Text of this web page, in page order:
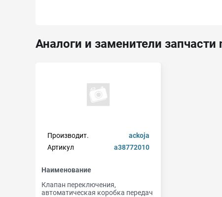
Аналоги и заменители
Производит.
ackoja
Артикул
a38772010
Наименование
Клапан переключения,
автоматическая коробка передач